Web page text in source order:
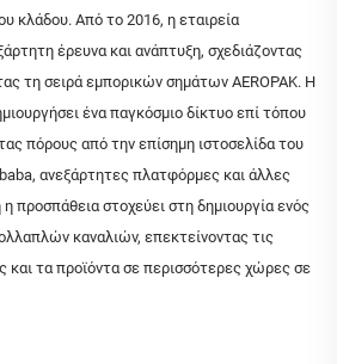
κλάδου. Από το 2016, η εταιρεία
έρευνα και ανάπτυξη, σχεδιάζοντας
τη σειρά εμπορικών σημάτων AEROPAK. Η
ένα παγκόσμιο δίκτυο επί τόπου
πόρους από την επίσημη ιστοσελίδα του
ανεξάρτητες πλατφόρμες και άλλες
προσπάθεια στοχεύει στη δημιουργία ενός
καναλιών, επεκτείνοντας τις
και τα προϊόντα σε περισσότερες χώρες σε